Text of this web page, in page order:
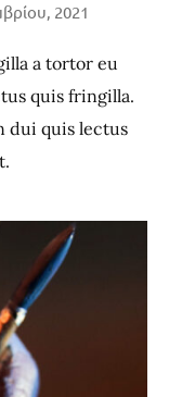
2021
a tortor eu
quis fringilla.
dui quis lectus